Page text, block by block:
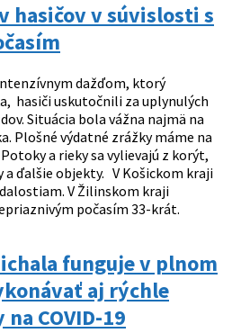
hasičov v súvislosti s
dažďom, ktorý
hasiči uskutočnili za uplynulých
Situácia bola vážna najmä na
Plošné výdatné zrážky máme na
a rieky sa vylievajú z korýt,
a ďalšie objekty. V Košickom kraji
V Žilinskom kraji
počasím 33-krát.
funguje v plnom
aj rýchle
COVID-19